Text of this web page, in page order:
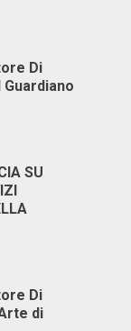
Di
Guardiano
SU
Di
di